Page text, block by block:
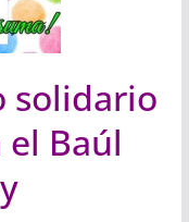
solidario
Baúl